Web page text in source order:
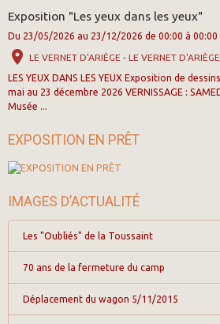
Exposition "Les yeux dans les yeux"
Du 23/05/2026 au 23/12/2026 de 00:00 à 00:00
LE VERNET D'ARIÈGE - LE VERNET D'ARIÈGE
LES YEUX DANS LES YEUX Exposition de
mai au 23 décembre 2026 VERNISSAGE :
Musée ...
EXPOSITION EN PRÊT
IMAGES D’ACTUALITÉ
Les "Oubliés" de la Toussaint
70 ans de la fermeture du camp
Déplacement du wagon 5/11/2015